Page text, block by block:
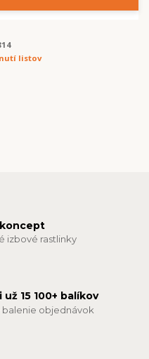
listov
izbové rastlinky
15 100+ balíkov
objednávok